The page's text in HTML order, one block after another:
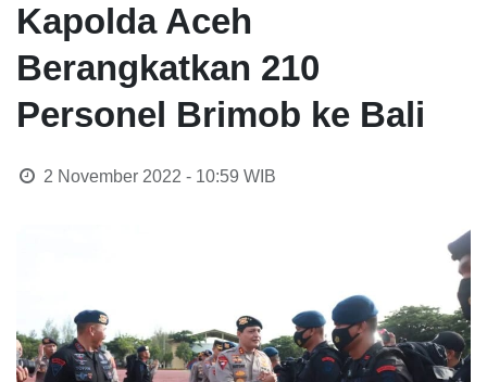
Kapolda Aceh
Berangkatkan 210
Personel Brimob ke Bali
2 November 2022 - 10:59 WIB